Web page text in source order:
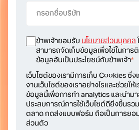
ข้าพเจ้ายอมรับนโยบายส่วนบุคคล
สามารถจัดเก็บข้อมูลเพื่อใช้ในการ
ข้อมูลอันเป็นประโยชน์กับข้าพเจ้า*
เว็บไซต์ของเรามีการเก็บ Cookies ซึ่
งานเว็บไซต์ของเราอย่างไรและช่วยให้
ข้อมูลนี้เพื่อการทำ analytics และนำม
ประสบการณ์การใช้เว็บไซต์ดียิ่งขึ้นรว
ตลาด กดส่งแบบฟอร์ม ถือเป็นการยอ
ส่วนตัว